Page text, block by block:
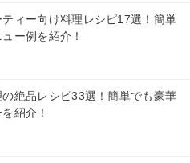
ィー向け料理レシピ17選！簡単
ー例を紹介！
絶品レシピ33選！簡単でも豪華
紹介！